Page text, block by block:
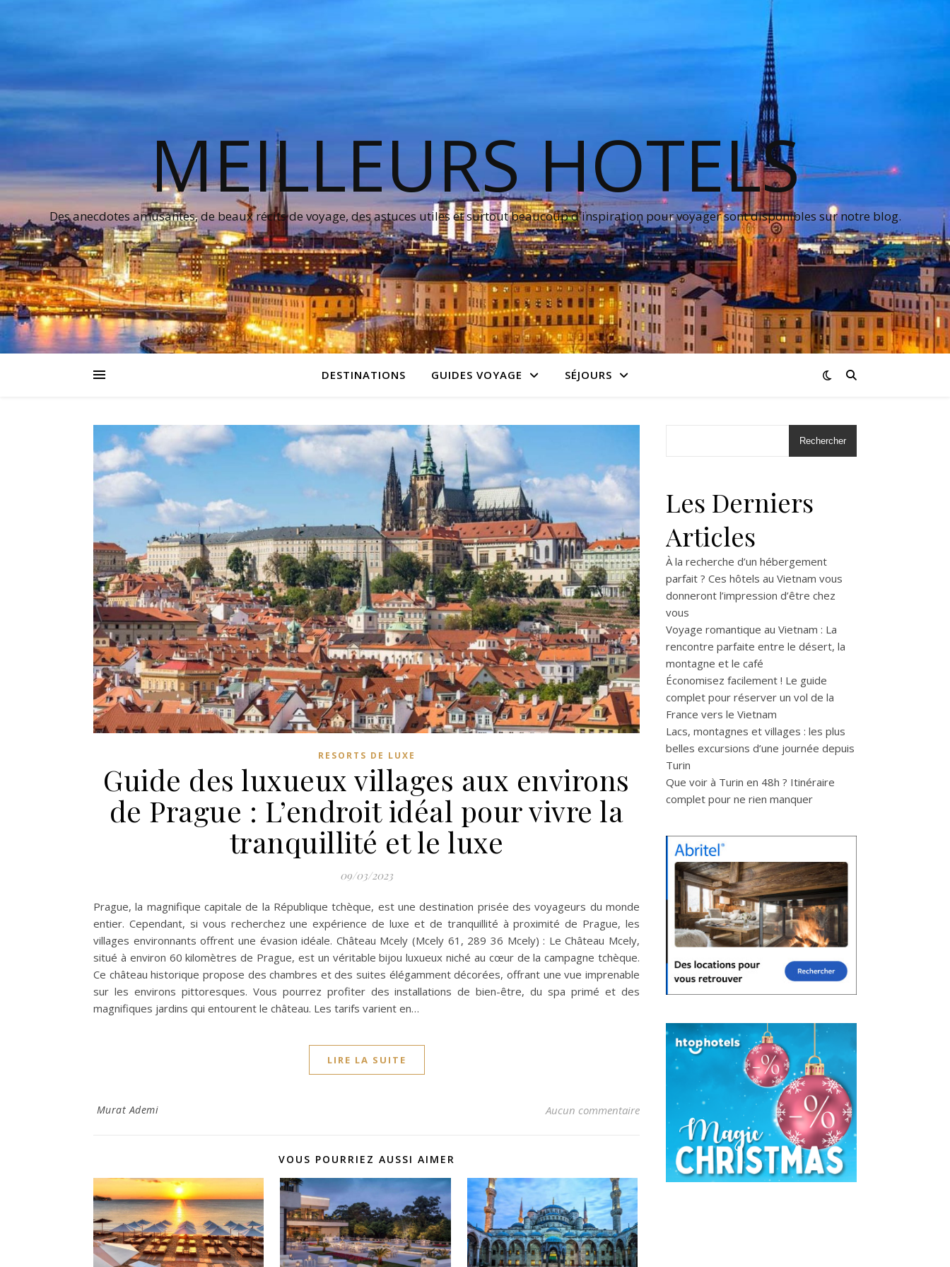
MEILLEURS HOTELS
Des anecdotes amusantes, de beaux récits de voyage, des astuces utiles et surtout beaucoup d'inspiration pour voyager sont disponibles sur notre blog.
DESTINATIONS GUIDES VOYAGE SÉJOURS
RESORTS DE LUXE
Guide des luxueux villages aux environs
de Prague : L’endroit idéal pour vivre la
tranquillité et le luxe
09/03/2023
Prague, la magnifique capitale de la République tchèque, est une destination prisée des voyageurs du monde
entier. Cependant, si vous recherchez une expérience de luxe et de tranquillité à proximité de Prague, les
villages environnants offrent une évasion idéale. Château Mcely (Mcely 61, 289 36 Mcely) : Le Château Mcely,
situé à environ 60 kilomètres de Prague, est un véritable bijou luxueux niché au cœur de la campagne tchèque.
Ce château historique propose des chambres et des suites élégamment décorées, offrant une vue imprenable
sur les environs pittoresques. Vous pourrez profiter des installations de bien-être, du spa primé et des
magnifiques jardins qui entourent le château. Les tarifs varient en…
LIRE LA SUITE
Murat Ademi Aucun commentaire
VOUS POURRIEZ AUSSI AIMER
Rechercher
Les Derniers
Articles
À la recherche d’un hébergement
parfait ? Ces hôtels au Vietnam vous
donneront l’impression d’être chez
vous
Voyage romantique au Vietnam : La
rencontre parfaite entre le désert, la
montagne et le café
Économisez facilement ! Le guide
complet pour réserver un vol de la
France vers le Vietnam
Lacs, montagnes et villages : les plus
belles excursions d’une journée depuis
Turin
Que voir à Turin en 48h ? Itinéraire
complet pour ne rien manquer